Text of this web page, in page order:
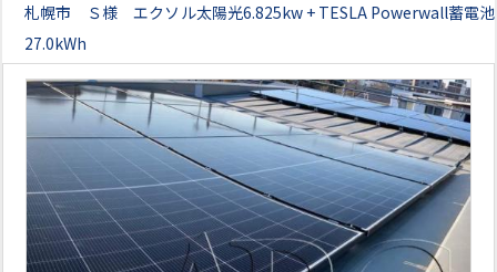
札幌市 Ｓ様 エクソル太陽光6.825kw + TESLA Powerwall蓄電池
27.0kWh